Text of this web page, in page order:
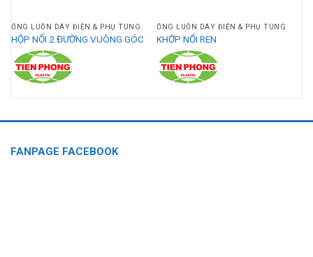
ỐNG LUỒN DÂY ĐIỆN & PHỤ TÙNG
HỘP NỐI 2 ĐƯỜNG VUÔNG GÓC
ỐNG LUỒN DÂY ĐIỆN & PHỤ TÙNG
KHỚP NỐI REN
FANPAGE FACEBOOK